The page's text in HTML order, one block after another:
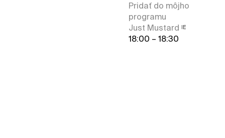
Pridať do môjho
programu
Just Mustard IE
18:00 – 18:30